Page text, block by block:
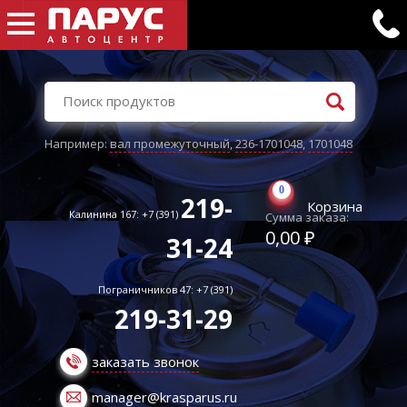
Например:вал промежуточный,236-1701048,1701048
Калинина 167: +7 (391) 219-
31-24
Пограничников 47: +7 (391)
219-31-29
заказать звонок
manager@krasparus.ru
0
Корзина
Сумма заказа:
0,00 ₽